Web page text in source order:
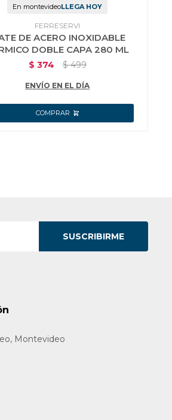
En montevideoLLEGA HOY
FERRESERVI
DE ACERO INOXIDABLE
DOBLE CAPA 280 ML
$ 374 $ 499
ENVÍO EN EL DÍA
SUSCRIBIRME
Montevideo